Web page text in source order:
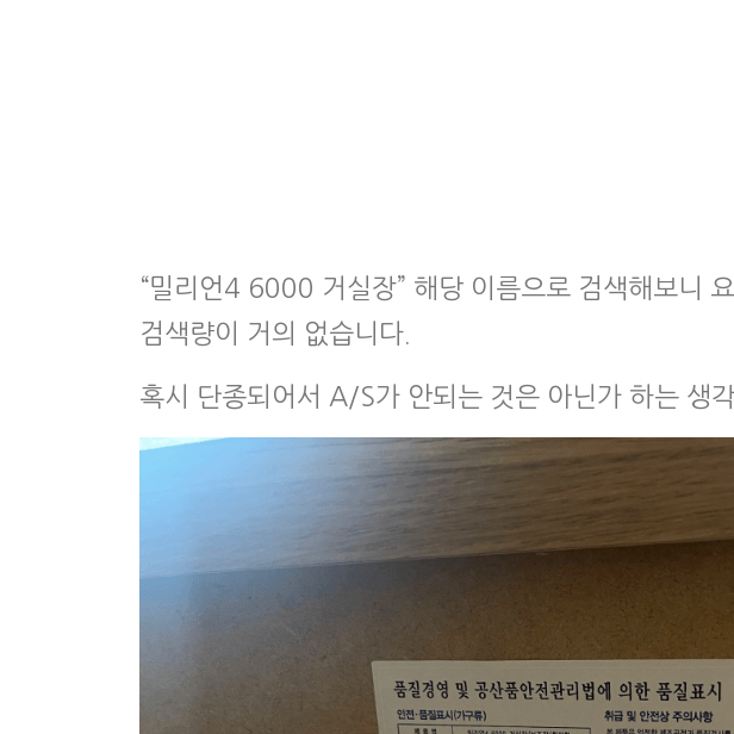
“밀리언4 6000 거실장” 해당 이름으로 검색해보니
검색량이 거의 없습니다.
혹시 단종되어서 A/S가 안되는 것은 아닌가 하는 생